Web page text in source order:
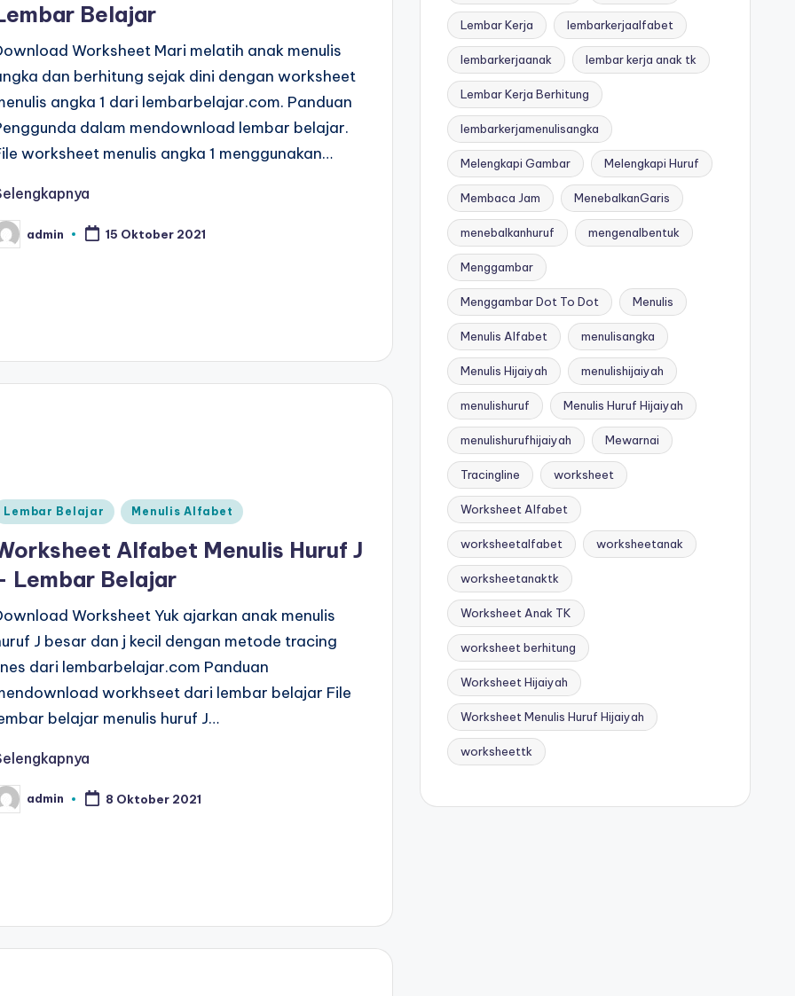
Belajar
Worksheet Mari melatih anak menulis
dan berhitung sejak dini dengan worksheet
angka 1 dari lembarbelajar.com. Panduan
dalam mendownload lembar belajar.
worksheet menulis angka 1 menggunakan…
admin 15 Oktober 2021
Lembar Belajar Menulis Alfabet
Alfabet Menulis Huruf J
Lembar Belajar
Worksheet Yuk ajarkan anak menulis
J besar dan j kecil dengan metode tracing
dari lembarbelajar.com Panduan
workhseet dari lembar belajar File
belajar menulis huruf J…
admin 8 Oktober 2021
Lembar Kerja lembarkerjaalfabet
lembarkerjaanak lembar kerja anak tk
Lembar Kerja Berhitung
lembarkerjamenulisangka
Melengkapi Gambar Melengkapi Huruf
Membaca Jam MenebalkanGaris
menebalkanhuruf mengenalbentuk
Menggambar
Menggambar Dot To Dot Menulis
Menulis Alfabet menulisangka
Menulis Hijaiyah menulishijaiyah
menulishuruf Menulis Huruf Hijaiyah
menulishurufhijaiyah Mewarnai
Tracingline worksheet
Worksheet Alfabet
worksheetalfabet worksheetanak
worksheetanaktk
Worksheet Anak TK
worksheet berhitung
Worksheet Hijaiyah
Worksheet Menulis Huruf Hijaiyah
worksheettk